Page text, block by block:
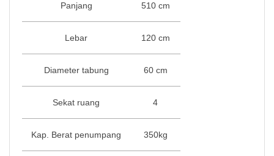
Panjang 510 cm
Lebar 120 cm
Diameter tabung 60 cm
Sekat ruang 4
Kap. Berat penumpang 350kg